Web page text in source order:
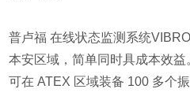
普卢福 在线状态监测系统
本安区域，简单同时具成本效益
可在 ATEX 区域装备 100 多个振